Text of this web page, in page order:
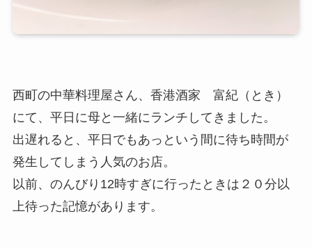
西町の中華料理屋さん、香港酒家 富紀（とき）
にて、平日に母と一緒にランチしてきました。
出遅れると、平日でもあっという間に待ち時間が
発生してしまう人気のお店。
以前、のんびり12時すぎに行ったときは２０分以
上待った記憶があります。